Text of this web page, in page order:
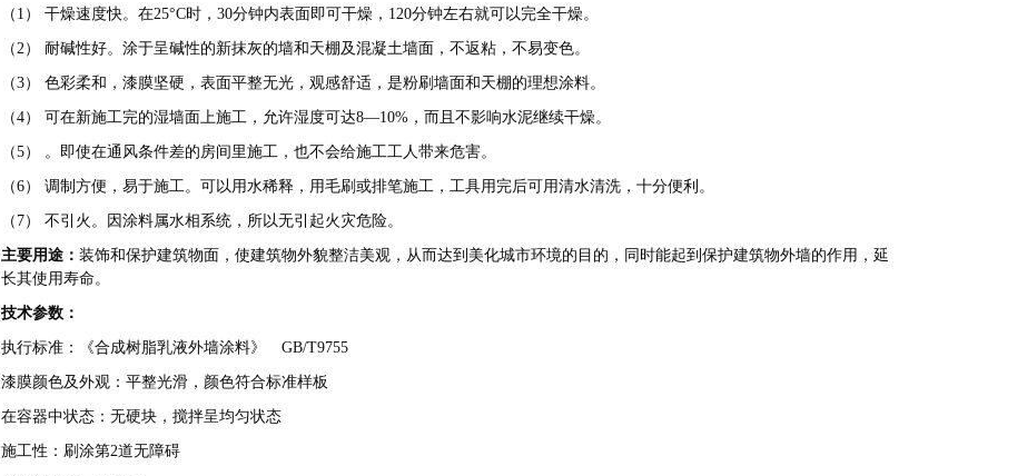
（1） 干燥速度快。在25°C时，30分钟内表面即可干燥，120分钟左右就可以完全干燥。
（2） 耐碱性好。涂于呈碱性的新抹灰的墙和天棚及混凝土墙面，不返粘，不易变色。
（3） 色彩柔和，漆膜坚硬，表面平整无光，观感舒适，是粉刷墙面和天棚的理想涂料。
（4） 可在新施工完的湿墙面上施工，允许湿度可达8—10%，而且不影响水泥继续干燥。
（5） 。即使在通风条件差的房间里施工，也不会给施工工人带来危害。
（6） 调制方便，易于施工。可以用水稀释，用毛刷或排笔施工，工具用完后可用清水清洗，十分便利。
（7） 不引火。因涂料属水相系统，所以无引起火灾危险。
主要用途： 装饰和保护建筑物面，使建筑物外貌整洁美观，从而达到美化城市环境的目的，同时能起到保护建筑物外墙的作用，延
长其使用寿命。
技术参数：
执行标准：《合成树脂乳液外墙涂料》 GB/T9755
漆膜颜色及外观：平整光滑，颜色符合标准样板
在容器中状态：无硬块，搅拌呈均匀状态
施工性：刷涂第2道无障碍